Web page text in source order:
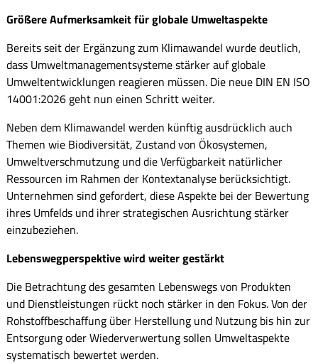
Größere Aufmerksamkeit für globale Umweltaspekte
Bereits seit der Ergänzung zum Klimawandel wurde deutlich,
dass Umweltmanagementsysteme stärker auf globale
Umweltentwicklungen reagieren müssen. Die neue DIN EN ISO
14001:2026 geht nun einen Schritt weiter.
Neben dem Klimawandel werden künftig ausdrücklich auch
Themen wie Biodiversität, Zustand von Ökosystemen,
Umweltverschmutzung und die Verfügbarkeit natürlicher
Ressourcen im Rahmen der Kontextanalyse berücksichtigt.
Unternehmen sind gefordert, diese Aspekte bei der Bewertung
ihres Umfelds und ihrer strategischen Ausrichtung stärker
einzubeziehen.
Lebenswegperspektive wird weiter gestärkt
Die Betrachtung des gesamten Lebenswegs von Produkten
und Dienstleistungen rückt noch stärker in den Fokus. Von der
Rohstoffbeschaffung über Herstellung und Nutzung bis hin zur
Entsorgung oder Wiederverwertung sollen Umweltaspekte
systematisch bewertet werden.